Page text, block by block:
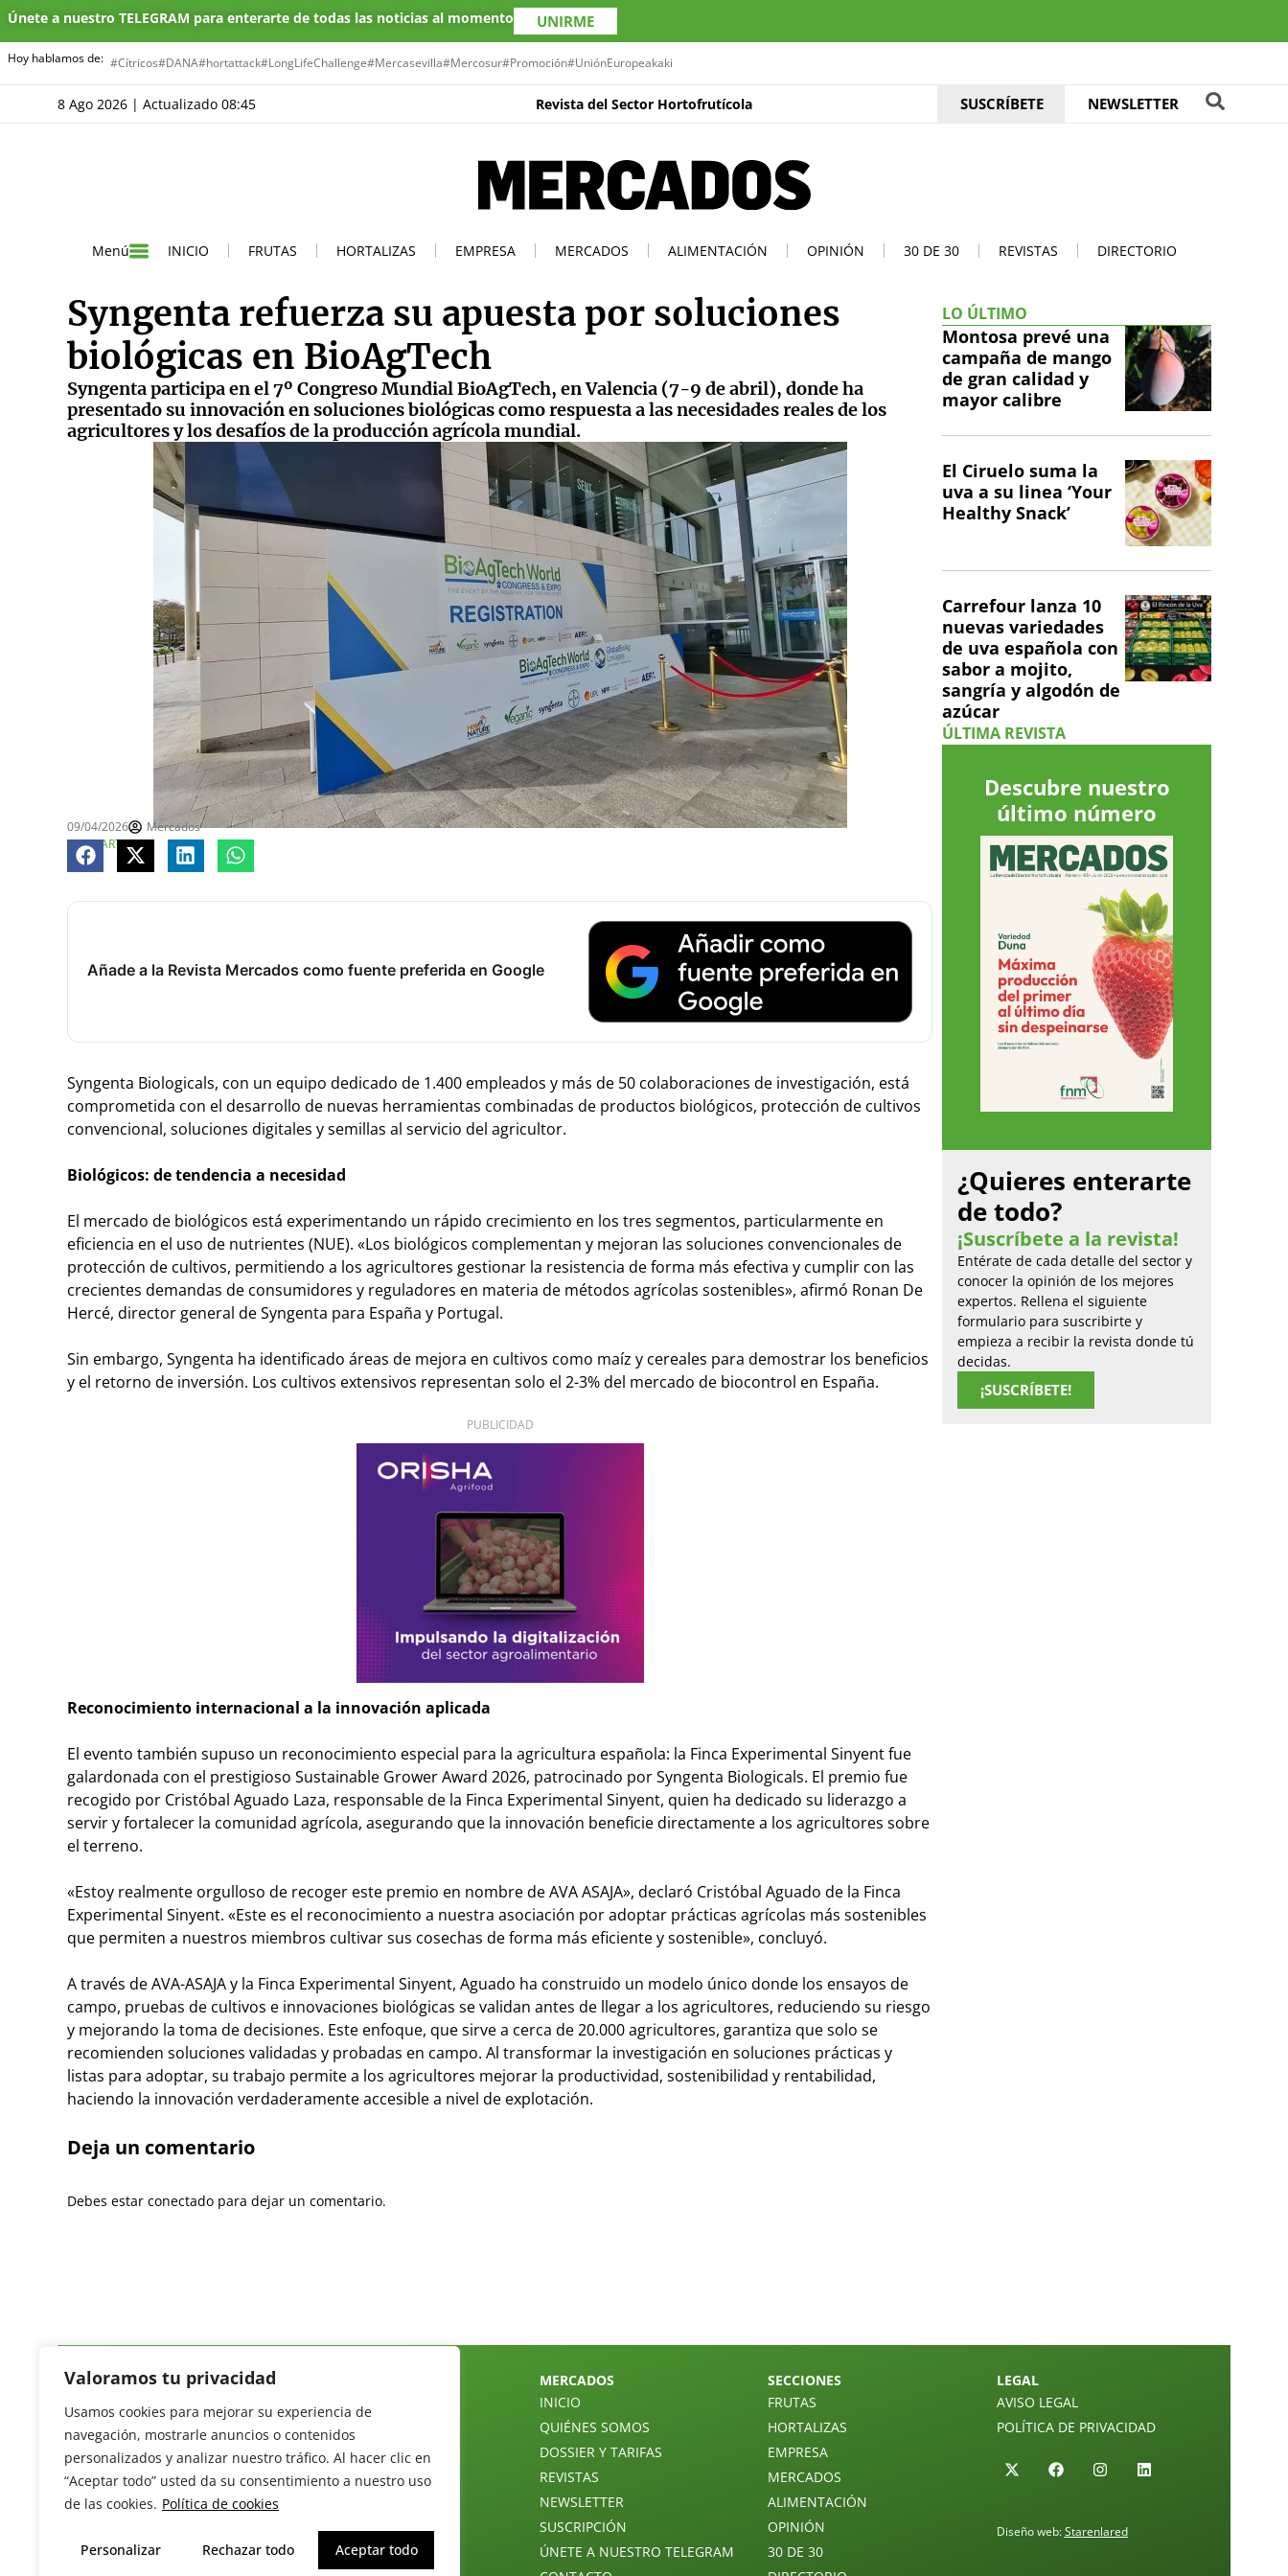
Valoramos tu privacidad
Usamos cookies para mejorar su experiencia de
navegación, mostrarle anuncios o contenidos
personalizados y analizar nuestro tráfico. Al hacer clic en
“Aceptar todo” usted da su consentimiento a nuestro uso
de las cookies. Política de cookies
Personalizar Rechazar todo Aceptar todo
Únete a nuestro TELEGRAM para enterarte de todas las noticias al momento UNIRME
Hoy hablamos de: #Cítricos#DANA#hortattack#LongLifeChallenge#Mercasevilla#Mercosur#Promoción#UniónEuropeakaki
8 Ago 2026 | Actualizado 08:45 Revista del Sector Hortofrutícola SUSCRÍBETE NEWSLETTER
Menú INICIO FRUTAS HORTALIZAS EMPRESA MERCADOS ALIMENTACIÓN OPINIÓN 30 DE 30 REVISTAS DIRECTORIO
Syngenta refuerza su apuesta por soluciones
biológicas en BioAgTech
Syngenta participa en el 7º Congreso Mundial BioAgTech, en Valencia (7-9 de abril), donde ha
presentado su innovación en soluciones biológicas como respuesta a las necesidades reales de los
agricultores y los desafíos de la producción agrícola mundial.
09/04/2026
Mercados
COMPARTE
Añade a la Revista Mercados como fuente preferida en Google
Syngenta Biologicals, con un equipo dedicado de 1.400 empleados y más de 50 colaboraciones de investigación, está
comprometida con el desarrollo de nuevas herramientas combinadas de productos biológicos, protección de cultivos
convencional, soluciones digitales y semillas al servicio del agricultor.
Biológicos: de tendencia a necesidad
El mercado de biológicos está experimentando un rápido crecimiento en los tres segmentos, particularmente en
eficiencia en el uso de nutrientes (NUE). «Los biológicos complementan y mejoran las soluciones convencionales de
protección de cultivos, permitiendo a los agricultores gestionar la resistencia de forma más efectiva y cumplir con las
crecientes demandas de consumidores y reguladores en materia de métodos agrícolas sostenibles», afirmó Ronan De
Hercé, director general de Syngenta para España y Portugal.
Sin embargo, Syngenta ha identificado áreas de mejora en cultivos como maíz y cereales para demostrar los beneficios
y el retorno de inversión. Los cultivos extensivos representan solo el 2-3% del mercado de biocontrol en España.
PUBLICIDAD
Reconocimiento internacional a la innovación aplicada
El evento también supuso un reconocimiento especial para la agricultura española: la Finca Experimental Sinyent fue
galardonada con el prestigioso Sustainable Grower Award 2026, patrocinado por Syngenta Biologicals. El premio fue
recogido por Cristóbal Aguado Laza, responsable de la Finca Experimental Sinyent, quien ha dedicado su liderazgo a
servir y fortalecer la comunidad agrícola, asegurando que la innovación beneficie directamente a los agricultores sobre
el terreno.
«Estoy realmente orgulloso de recoger este premio en nombre de AVA ASAJA», declaró Cristóbal Aguado de la Finca
Experimental Sinyent. «Este es el reconocimiento a nuestra asociación por adoptar prácticas agrícolas más sostenibles
que permiten a nuestros miembros cultivar sus cosechas de forma más eficiente y sostenible», concluyó.
A través de AVA-ASAJA y la Finca Experimental Sinyent, Aguado ha construido un modelo único donde los ensayos de
campo, pruebas de cultivos e innovaciones biológicas se validan antes de llegar a los agricultores, reduciendo su riesgo
y mejorando la toma de decisiones. Este enfoque, que sirve a cerca de 20.000 agricultores, garantiza que solo se
recomienden soluciones validadas y probadas en campo. Al transformar la investigación en soluciones prácticas y
listas para adoptar, su trabajo permite a los agricultores mejorar la productividad, sostenibilidad y rentabilidad,
haciendo la innovación verdaderamente accesible a nivel de explotación.
Deja un comentario
Debes estar conectado para dejar un comentario.
LO ÚLTIMO
Montosa prevé una
campaña de mango
de gran calidad y
mayor calibre
El Ciruelo suma la
uva a su linea ‘Your
Healthy Snack’
Carrefour lanza 10
nuevas variedades
de uva española con
sabor a mojito,
sangría y algodón de
azúcar
ÚLTIMA REVISTA
Descubre nuestro
último número
¿Quieres enterarte
de todo?
¡Suscríbete a la revista!
Entérate de cada detalle del sector y
conocer la opinión de los mejores
expertos. Rellena el siguiente
formulario para suscribirte y
empieza a recibir la revista donde tú
decidas.
¡SUSCRÍBETE!
Revista del Sector Hortofrutícola
C/ Presidente Cárdenas nº 10.
41013 Sevilla. ESPAÑA
Tel: (+34) 954 25 88 51
redaccion@revistamercados.com
MERCADOS
INICIO
QUIÉNES SOMOS
DOSSIER Y TARIFAS
REVISTAS
NEWSLETTER
SUSCRIPCIÓN
ÚNETE A NUESTRO TELEGRAM
SECCIONES
FRUTAS
HORTALIZAS
EMPRESA
MERCADOS
ALIMENTACIÓN
OPINIÓN
30 DE 30
LEGAL
AVISO LEGAL
POLÍTICA DE PRIVACIDAD
Diseño web:Starenlared